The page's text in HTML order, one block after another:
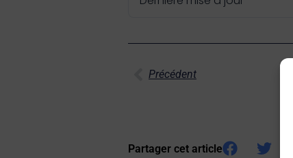
Précédent
Partager cet article